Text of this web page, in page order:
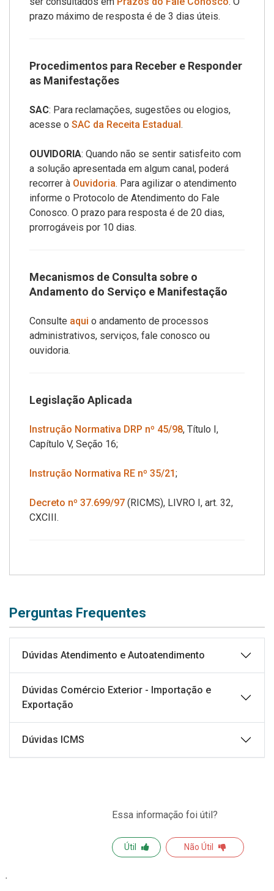
prazo máximo de resposta é de 3 dias úteis.
Procedimentos para Receber e Responder
as Manifestações
SAC: Para reclamações, sugestões ou elogios,
acesse o SAC da Receita Estadual.
OUVIDORIA: Quando não se sentir satisfeito com
a solução apresentada em algum canal, poderá
recorrer à Ouvidoria. Para agilizar o atendimento
informe o Protocolo de Atendimento do Fale
Conosco. O prazo para resposta é de 20 dias,
prorrogáveis por 10 dias.
Mecanismos de Consulta sobre o
Andamento do Serviço e Manifestação
Consulte aqui o andamento de processos
administrativos, serviços, fale conosco ou
ouvidoria.
Legislação Aplicada
Instrução Normativa DRP nº 45/98, Título I,
Capítulo V, Seção 16;
Instrução Normativa RE nº 35/21;
Decreto nº 37.699/97 (RICMS), LIVRO I, art. 32,
CXCIII.
Perguntas Frequentes
Dúvidas Atendimento e Autoatendimento
Dúvidas Comércio Exterior - Importação e
Exportação
Dúvidas ICMS
Essa informação foi útil?
Útil Não Útil